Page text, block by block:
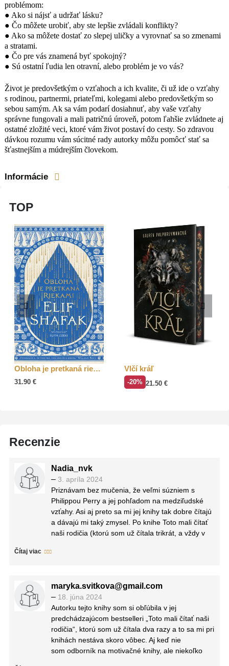
problémom:
● Ako si nájsť a udržať lásku?
● Čo môžete urobiť, aby ste lepšie zvládali konflikty?
● Ako sa môžete dostať zo slepej uličky a vyrovnať sa so zmenami
a stratami.
● Čo pre vás znamená byť spokojný?
● Sú ostatní ľudia len otravní, alebo problém je vo vás?
Život je predovšetkým o vzťahoch a ich kvalite, či už ide o vzťahy
s rodinou, partnermi, priateľmi, kolegami alebo predovšetkým so
sebou samým. Ak sa vám podarí dosiahnuť, aby vaše vzťahy
správne fungovali a mali patričnú úroveň, potom ľahšie zvládnete aj
ostatné zložité veci, ktoré vám život postaví do cesty. So zdravou
dávkou rozumu vám súcitné rady autorky môžu pomôcť stať sa
šťastnejším a múdrejším človekom.
Informácie
TOP
Obloha je pretkaná riekami
31.90 €
Vlčí kráľ
-20% 21.50€
Recenzie
Nadia_nvk
– 3. apríla 2024
Priznávam bez mučenia, že veľmi súzniem s
Philippou Perry a jej pohľadom na medziľudské
vzťahy. Asi aj preto sa mi jej knihy tak dobre čítajú
a dávajú mi taký zmysel. Po knihe Toto mali čítať
naši rodičia (ktorú som už čítala trikrát, a vždy v
tešila na jej druhú knihu, ktorá je zameraná na
ľuďmi, ktorých veľmi nemusíme.
Toto by si mali prečítať všetci, ktorých máte radi,
je útla knižka plná múdrostí. To mi padlo celkom
vhod, po 500+ stranovej knihe o generáciách sa
to čítalo samé 🤭
Je rozdelená do štyroch tém:
❤️ Ako ľúbime,
Čítaj viac
maryka.svitkova@gmail.com
– 18. júna 2024
Autorku tejto knihy som si obľúbila v jej
predchádzajúcom bestselleri „Toto mali čítať naši
rodičia“, ktorú som už čítala dva razy a to sa mi pri
knihách nestáva skoro vôbec. Aj keď nie
som odborník na motivačné knihy, ale niekoľko